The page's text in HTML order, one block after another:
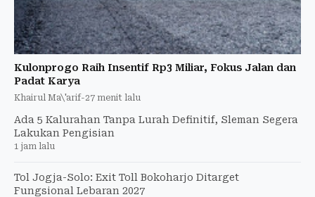
Kulonprogo Raih Insentif Rp3 Miliar, Fokus Jalan dan
Padat Karya
Khairul Ma\'arif-27 menit lalu
Ada 5 Kalurahan Tanpa Lurah Definitif, Sleman Segera
Lakukan Pengisian
1 jam lalu
Tol Jogja-Solo: Exit Toll Bokoharjo Ditarget
Fungsional Lebaran 2027